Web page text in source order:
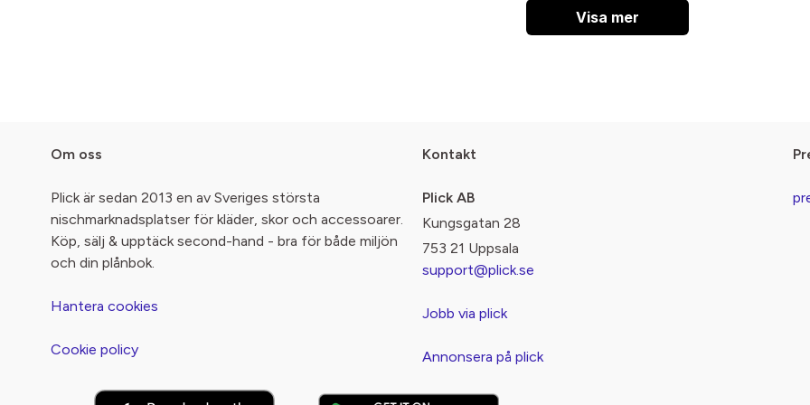
Visa mer
Om oss
Plick är sedan 2013 en av Sveriges största
nischmarknadsplatser för kläder, skor och accessoarer.
Köp, sälj & upptäck second-hand - bra för både miljön
och din plånbok.
Hantera cookies
Cookie policy
Kontakt
Plick AB
Kungsgatan 28
753 21 Uppsala
support@plick.se
Jobb via plick
Annonsera på plick